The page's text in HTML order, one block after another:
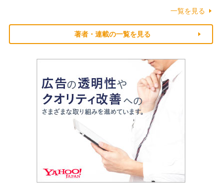
一覧を見る
著者・連載の一覧を見る